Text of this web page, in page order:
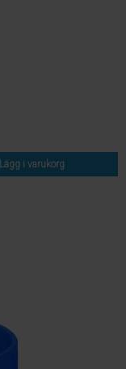
Lägg i varukorg